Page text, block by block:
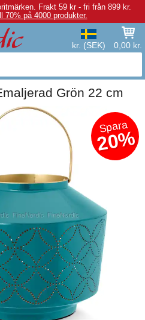
Frakt 59 kr - fri från 899 kr.
70% på 4000 produkter.
kr. (SEK) 0,00 kr.
Grön 22 cm
Spara
20%